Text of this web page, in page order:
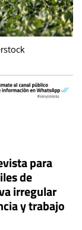
para
de
irregular
y trabajo